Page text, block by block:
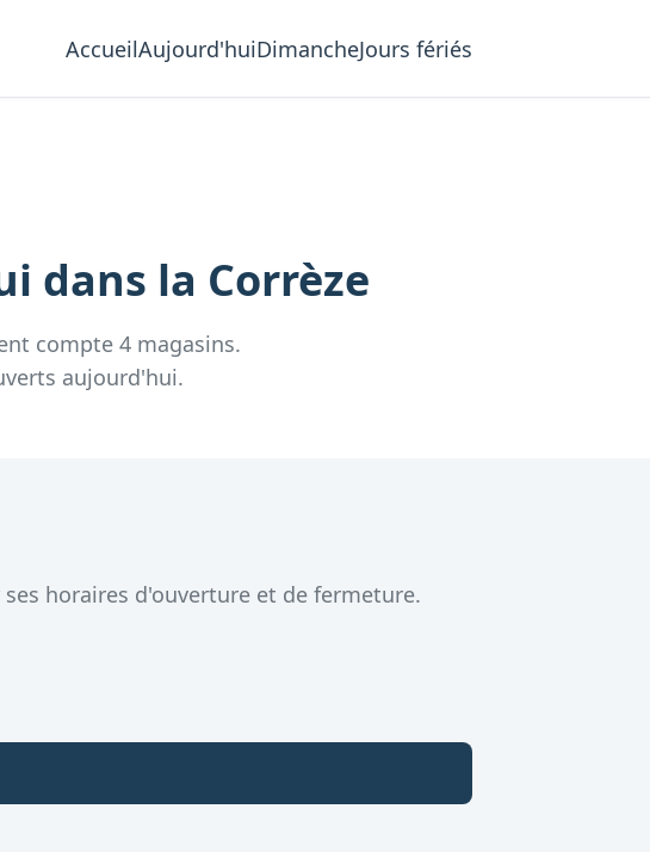
AccueilAujourd'huiDimancheJours fériés
dans la Corrèze
compte 4magasins.
aujourd'hui.
horaires d'ouverture et de fermeture.